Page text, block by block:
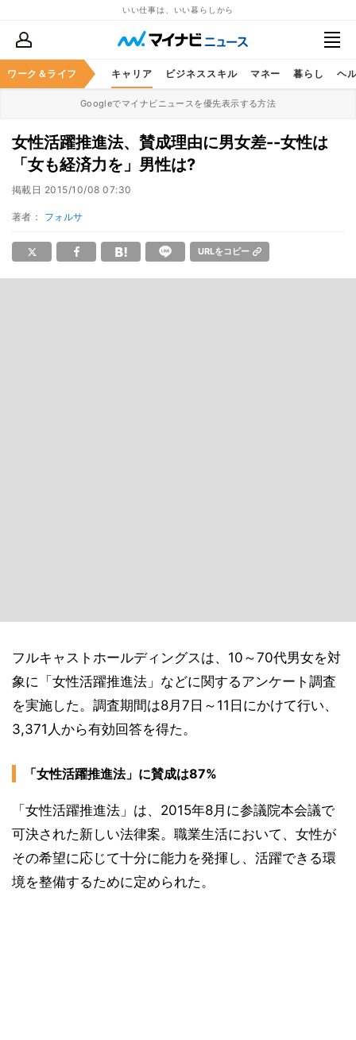
いい仕事は、いい暮らしから
ワーク＆ライフ キャリア ビジネススキル マネー 暮らし ヘ
Googleでマイナビニュースを優先表示する方法
女性活躍推進法、賛成理由に男女差--女性は
「女も経済力を」男性は?
掲載日 2015/10/08 07:30
著者： フォルサ
URLをコピー
フルキャストホールディングスは、10～70代男女を対
象に「女性活躍推進法」などに関するアンケート調査
を実施した。調査期間は8月7日～11日にかけて行い、
3,371人から有効回答を得た。
「女性活躍推進法」に賛成は87%
「女性活躍推進法」は、2015年8月に参議院本会議で
可決された新しい法律案。職業生活において、女性が
その希望に応じて十分に能力を発揮し、活躍できる環
境を整備するために定められた。